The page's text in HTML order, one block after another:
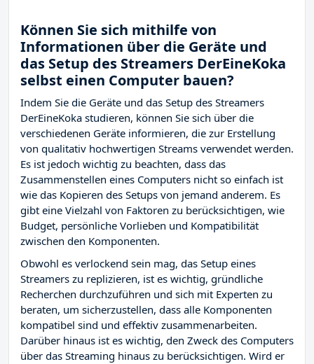
Können Sie sich mithilfe von
Informationen über die Geräte und
das Setup des Streamers DerEineKoka
selbst einen Computer bauen?
Indem Sie die Geräte und das Setup des Streamers
DerEineKoka studieren, können Sie sich über die
verschiedenen Geräte informieren, die zur Erstellung
von qualitativ hochwertigen Streams verwendet werden.
Es ist jedoch wichtig zu beachten, dass das
Zusammenstellen eines Computers nicht so einfach ist
wie das Kopieren des Setups von jemand anderem. Es
gibt eine Vielzahl von Faktoren zu berücksichtigen, wie
Budget, persönliche Vorlieben und Kompatibilität
zwischen den Komponenten.
Obwohl es verlockend sein mag, das Setup eines
Streamers zu replizieren, ist es wichtig, gründliche
Recherchen durchzuführen und sich mit Experten zu
beraten, um sicherzustellen, dass alle Komponenten
kompatibel sind und effektiv zusammenarbeiten.
Darüber hinaus ist es wichtig, den Zweck des Computers
über das Streaming hinaus zu berücksichtigen. Wird er